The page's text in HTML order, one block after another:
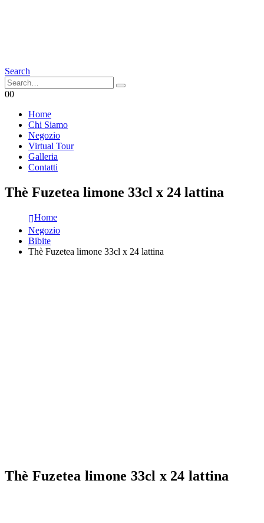
Search
00
Home
Chi Siamo
Negozio
Virtual Tour
Galleria
Contatti
Thè Fuzetea limone 33cl x 24 lattina
Home
Negozio
Bibite
Thè Fuzetea limone 33cl x 24 lattina
Thè Fuzetea limone 33cl x 24 lattina